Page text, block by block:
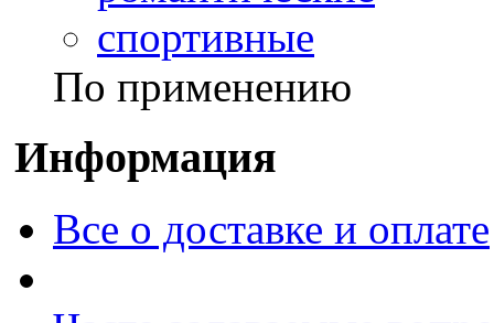
спортивные
По применению
Информация
Все о доставке и оплате